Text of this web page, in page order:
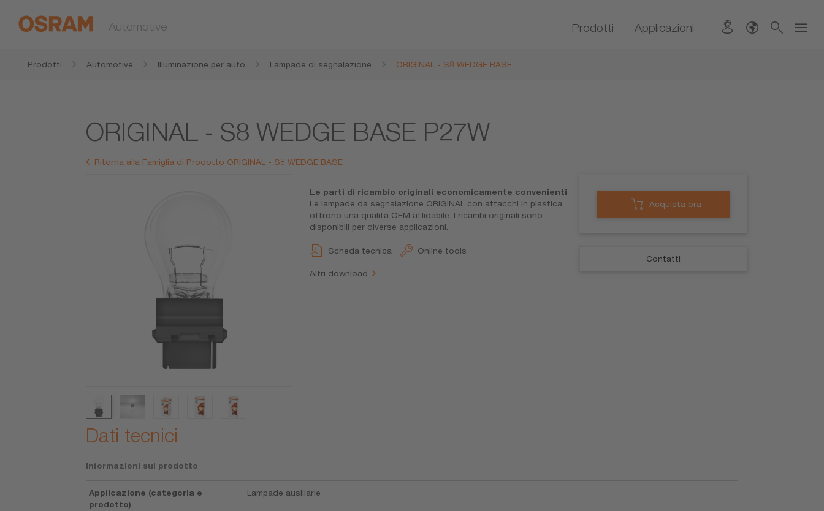
Automotive Prodotti Applicazioni
Prodotti Automotive Illuminazione per auto Lampade di segnalazione ORIGINAL - S8 WEDGE BASE
ORIGINAL - S8 WEDGE BASE P27W
Ritorna alla Famiglia di Prodotto ORIGINAL - S8 WEDGE BASE
Le parti di ricambio originali economicamente convenienti
Le lampade da segnalazione ORIGINAL con attacchi in plastica
offrono una qualità OEM affidabile. I ricambi originali sono
disponibili per diverse applicazioni.
Scheda tecnica Online tools
Altri download
Acquista ora
Contatti
Dati tecnici
Informazioni sul prodotto
Applicazione (categoria e
prodotto)
Lampade ausiliarie